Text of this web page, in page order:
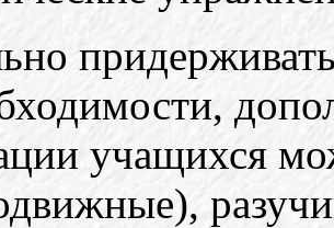
учащихся